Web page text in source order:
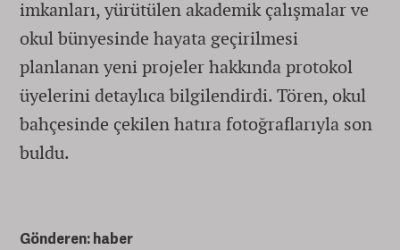
imkanları, yürütülen akademik çalışmalar ve
okul bünyesinde hayata geçirilmesi
planlanan yeni projeler hakkında protokol
üyelerini detaylıca bilgilendirdi. Tören, okul
bahçesinde çekilen hatıra fotoğraflarıyla son
buldu.
Gönderen: haber